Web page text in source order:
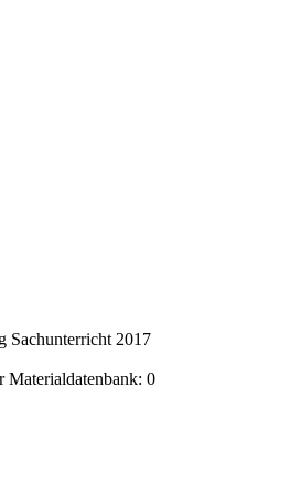
Sachunterricht 2017
Materialdatenbank: 0